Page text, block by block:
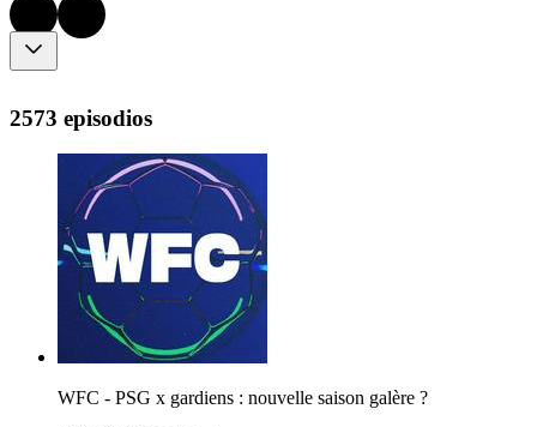
2573 episodios
WFC - PSG x gardiens : nouvelle saison galère ?